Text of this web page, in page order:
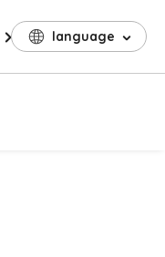
language